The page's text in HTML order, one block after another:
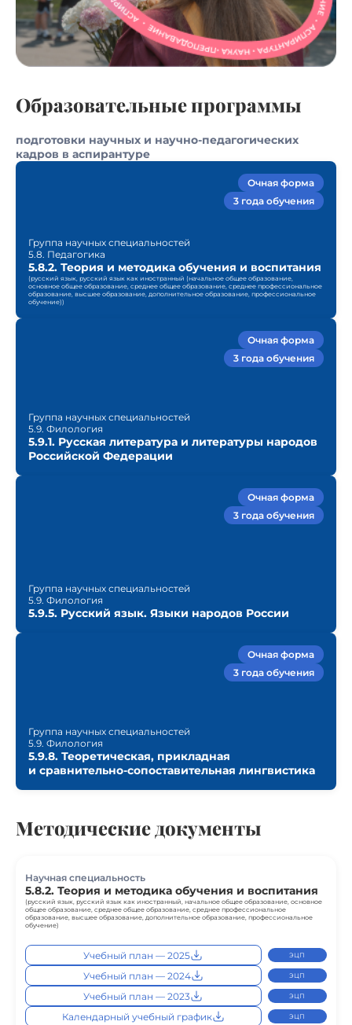
Образовательные программы
подготовки научных и научно-педагогических
кадров в аспирантуре
Очная форма
3 года обучения
Группа научных специальностей
5.8. Педагогика
5.8.2. Теория и методика обучения и воспитания
(русский язык, русский язык как иностранный (начальное общее образование,
основное общее образование, среднее общее образование, среднее профессиональное
образование, высшее образование, дополнительное образование, профессиональное
обучение))
Очная форма
3 года обучения
Группа научных специальностей
5.9. Филология
5.9.1. Русская литература и литературы народов
Российской Федерации
Очная форма
3 года обучения
Группа научных специальностей
5.9. Филология
5.9.5. Русский язык. Языки народов России
Очная форма
3 года обучения
Группа научных специальностей
5.9. Филология
5.9.8. Теоретическая, прикладная
и сравнительно-сопоставительная лингвистика
Методические документы
Научная специальность
5.8.2. Теория и методика обучения и воспитания
(русский язык, русский язык как иностранный, начальное общее образование, основное
общее образование, среднее общее образование, среднее профессиональное
образование, высшее образование, дополнительное образование, профессиональное
обучение)
Учебный план — 2025 ЭЦП
Учебный план — 2024 ЭЦП
Учебный план — 2023 ЭЦП
Календарный учебный график ЭЦП